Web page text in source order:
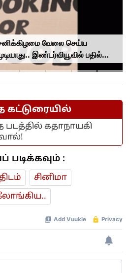
வேலை செய்ய
இண்டர்வியூவில் பதில்
இளைஞருக்கு வேலை
கட்டுரையில்
படத்தில் கதாநாயகி
:
சினிமா